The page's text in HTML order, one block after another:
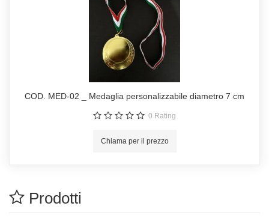
COD. MED-02 _ Medaglia personalizzabile diametro 7 cm
0 Rating
Chiama per il prezzo
Prodotti